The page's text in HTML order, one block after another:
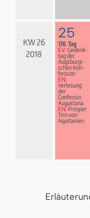
KW 26
2018
25
176. Tag
EV: Ge­denk­
tag der
Augs­bur­gi­
schen Kon­
fes­sion
EN:
Verlesung
der
Confessio
Augustana
EN: Prosper
Tiro von
Aquitanien